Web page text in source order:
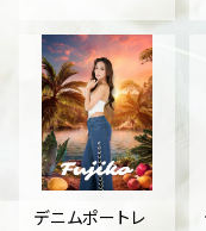
デニムポートレ